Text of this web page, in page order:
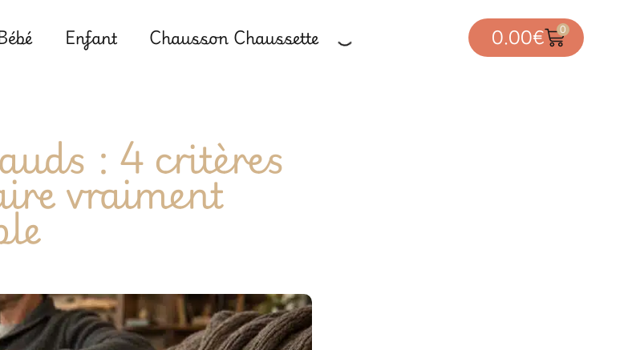
Enfant Chausson Chaussette 0.00€ 0
: 4 critères
vraiment